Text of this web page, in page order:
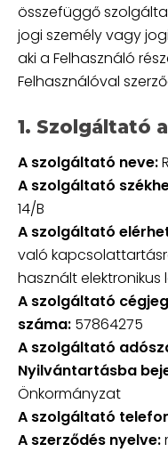
összefüggő
jogi személy vagy
aki a Felhasználó
Felhasználóval
1. Szolgáltató
A szolgáltató neve:
A szolgáltató
14/B
A szolgáltató
való
használt
A szolgáltató
száma: 57864275
A szolgáltató
Nyilvántartásba
Önkormányzat
A szolgáltató
A szerződés nyelve: